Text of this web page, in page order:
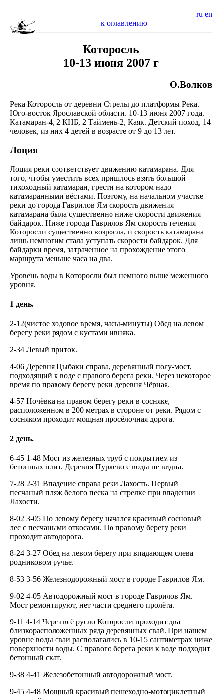
ru en
к оглавлению
Которосль
10-13 июня 2007 г
О.Волков
Река Которосль от деревни Стрелы до платформы Река.
Юго-восток Ярославской области. 10-13 июня 2007 года.
Катамаран-4, 2 КНБ, 2 Таймень-2, Каяк. Детский поход, 14
человек, из них 4 детей в возрасте от 9 до 13 лет.
Лоция
Лоция реки соответствует движению катамарана. Для
того, чтобы уместить всех пришлось взять большой
тихоходный катамаран, грести на котором надо
катамаранными вёстами. Поэтому, на начальном участке
реки до города Гаврилов Ям скорость движения
катамарана была существенно ниже скорости движения
байдарок. Ниже города Гаврилов Ям скорость течения
Которосли существенно возросла, и скорость катамарана
лишь немногим стала уступать скорости байдарок. Для
байдарки время, затраченное на прохождение этого
маршрута меньше часа на два.
Уровень воды в Которосли был немного выше меженного
уровня.
1 день.
2-12(чистое ходовое время, часы-минуты) Обед на левом
берегу реки рядом с кустами ивняка.
2-34 Левый приток.
4-06 Деревня Цыбаки справа, деревянный полу-мост,
подходящий к воде с правого берега реки. Через некоторое
время по правому берегу реки деревня Чёрная.
4-57 Ночёвка на правом берегу реки в сосняке,
расположенном в 200 метрах в стороне от реки. Рядом с
сосняком проходит мощная просёлочная дорога.
2 день.
6-45 1-48 Мост из железных труб с покрытием из
бетонных плит. Деревня Пурлево с воды не видна.
7-28 2-31 Впадение справа реки Лахость. Первый
песчаный пляж белого песка на стрелке при впадении
Лахости.
8-02 3-05 По левому берегу начался красивый сосновый
лес с песчаными откосами. По правому берегу реки
проходит автодорога.
8-24 3-27 Обед на левом берегу при впадающем слева
родниковом ручье.
8-53 3-56 Железнодорожный мост в городе Гаврилов Ям.
9-02 4-05 Автодорожный мост в городе Гаврилов Ям.
Мост ремонтируют, нет части среднего пролёта.
9-11 4-14 Через всё русло Которосли проходит два
близкорасположенных ряда деревянных свай. При нашем
уровне воды сваи располагались в 10-15 сантиметрах ниже
поверхности воды. С правого берега реки к воде подходит
бетонный скат.
9-38 4-41 Железобетонный автодорожный мост.
9-45 4-48 Мощный красивый пешеходно-мотоциклетный